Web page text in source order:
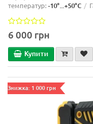
температур:-10°...+50°С
6 000 грн
Купити
Знижка: 1 000 грн